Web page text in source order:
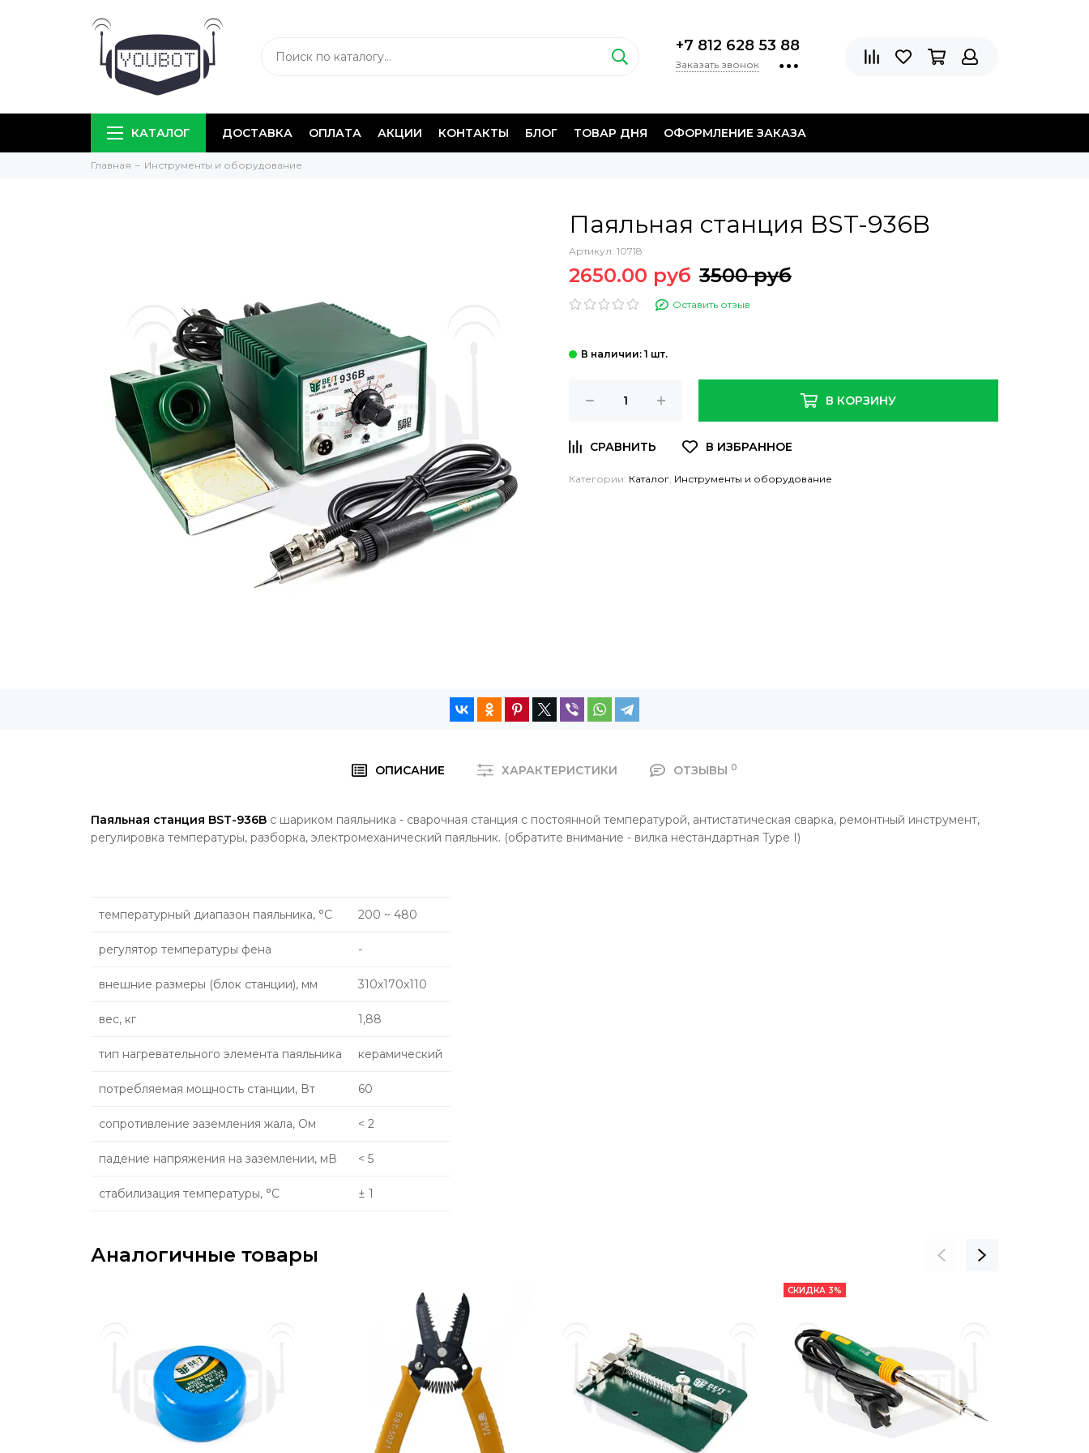
+7 812 628 53 88
Заказать звонок
КАТАЛОГ ДОСТАВКА ОПЛАТА АКЦИИ КОНТАКТЫ БЛОГ ТОВАР ДНЯ ОФОРМЛЕНИЕ ЗАКАЗА
Главная Инструменты и оборудование
Паяльная станция BST-936B
Артикул: 10718
2650.00 руб 3500 руб
Оставить отзыв
: 1 шт.
В КОРЗИНУ
Категории: Каталог, Инструменты и оборудование
ОПИСАНИЕ ХАРАКТЕРИСТИКИ ОТЗЫВЫ 0
Паяльная станция BST-936B с шариком паяльника - сварочная станция с постоянной температурой, антистатическая сварка, ремонтный инструмент,
регулировка температуры, разборка, электромеханический паяльник. (обратите внимание - вилка нестандартная Type I)
температурный диапазон паяльника, °С 200 ~ 480
регулятор температуры фена -
внешние размеры (блок станции), мм 310x170x110
вес, кг 1,88
тип нагревательного элемента паяльника керамический
потребляемая мощность станции, Вт 60
сопротивление заземления жала, Ом < 2
падение напряжения на заземлении, мВ < 5
стабилизация температуры, °С ± 1
Аналогичные товары
СКИДКА 3%